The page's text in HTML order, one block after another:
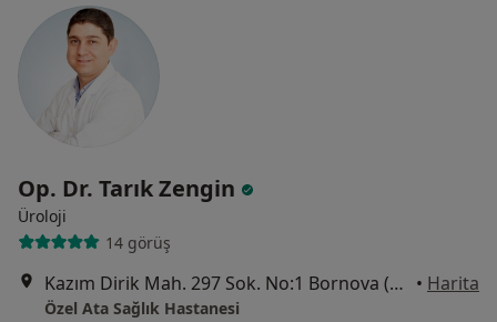
Op. Dr. Tarık Zengin
Üroloji
14 görüş
Kazım Dirik Mah. 297 Sok. No:1 Bornova (Metro Stadyum Durağı), İzmir • Harita
Özel Ata Sağlık Hastanesi